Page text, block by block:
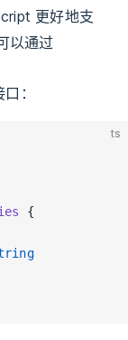
更好地支
以通过
：
ts
{